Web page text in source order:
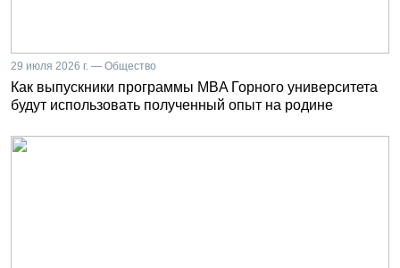
29 июля 2026 г. — Общество
Как выпускники программы MBA Горного университета
будут использовать полученный опыт на родине